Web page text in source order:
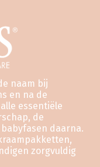
naam bij
en na de
essentiële
de
daarna.
zorgvuldig